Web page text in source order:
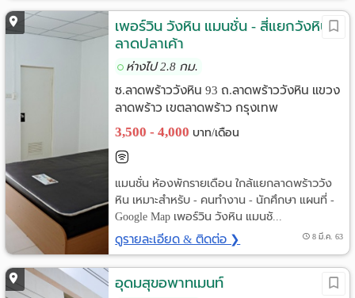
เพอร์วิน วังหิน แมนชั่น - สี่แยกวังหิน
ลาดปลาเค้า
ห่างไป 2.8 กม.
ซ.ลาดพร้าววังหิน 93 ถ.ลาดพร้าววังหิน แขวง
ลาดพร้าว เขตลาดพร้าว กรุงเทพ
3,500 - 4,000 บาท/เดือน
แมนชั่น ห้องพักรายเดือน ใกล้แยกลาดพร้าววัง
หิน เหมาะสำหรับ - คนทำงาน - นักศึกษา แผนที่ -
Google Map เพอร์วิน วังหิน แมนชั...
ดูรายละเอียด & ติดต่อ ❯ 8 มี.ค. 63
อุดมสุขอพาทเมนท์